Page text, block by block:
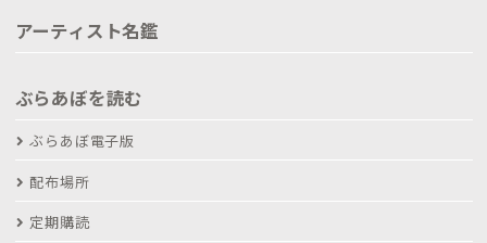
アーティスト名鑑
ぶらあぼを読む
ぶらあぼ電子版
配布場所
定期購読